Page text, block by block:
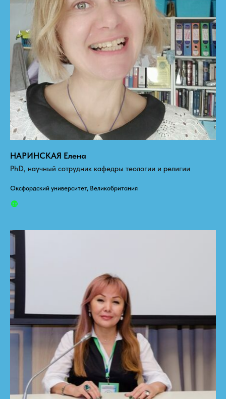
НАРИНСКАЯ Елена
PhD, научный сотрудник кафедры теологии и религии
Оксфордский университет, Великобритания